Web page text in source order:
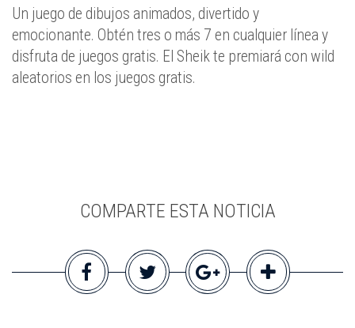
Un juego de dibujos animados, divertido y
emocionante. Obtén tres o más 7 en cualquier línea y
disfruta de juegos gratis. El Sheik te premiará con wild
aleatorios en los juegos gratis.
COMPARTE ESTA NOTICIA